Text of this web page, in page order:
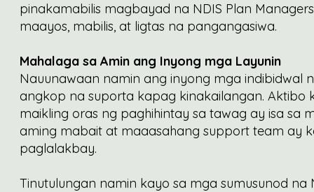
pinakamabilis magbayad na NDIS Plan
maayos, mabilis, at ligtas na pangangasiwa.
Mahalaga sa Amin ang Inyong mga Layunin
Nauunawaan namin ang inyong mga
angkop na suporta kapag kinakailangan. Aktibo
maikling oras ng paghihintay sa tawag ay isa sa
aming mabait at maaasahang support team ay
paglalakbay.
Tinutulungan namin kayo sa mga sumusunod na